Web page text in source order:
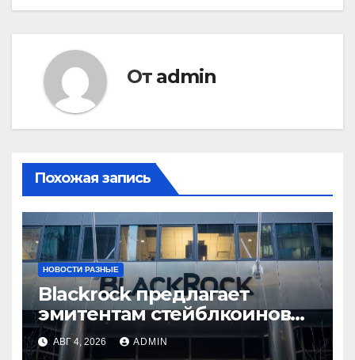
От admin
Похожая запись
НОВОСТИ РАЗНЫЕ
Blackrock предлагает
эмитентам стейблкоинов
два токенизированных
фонда денежного рынка
АВГ 4, 2026 ADMIN